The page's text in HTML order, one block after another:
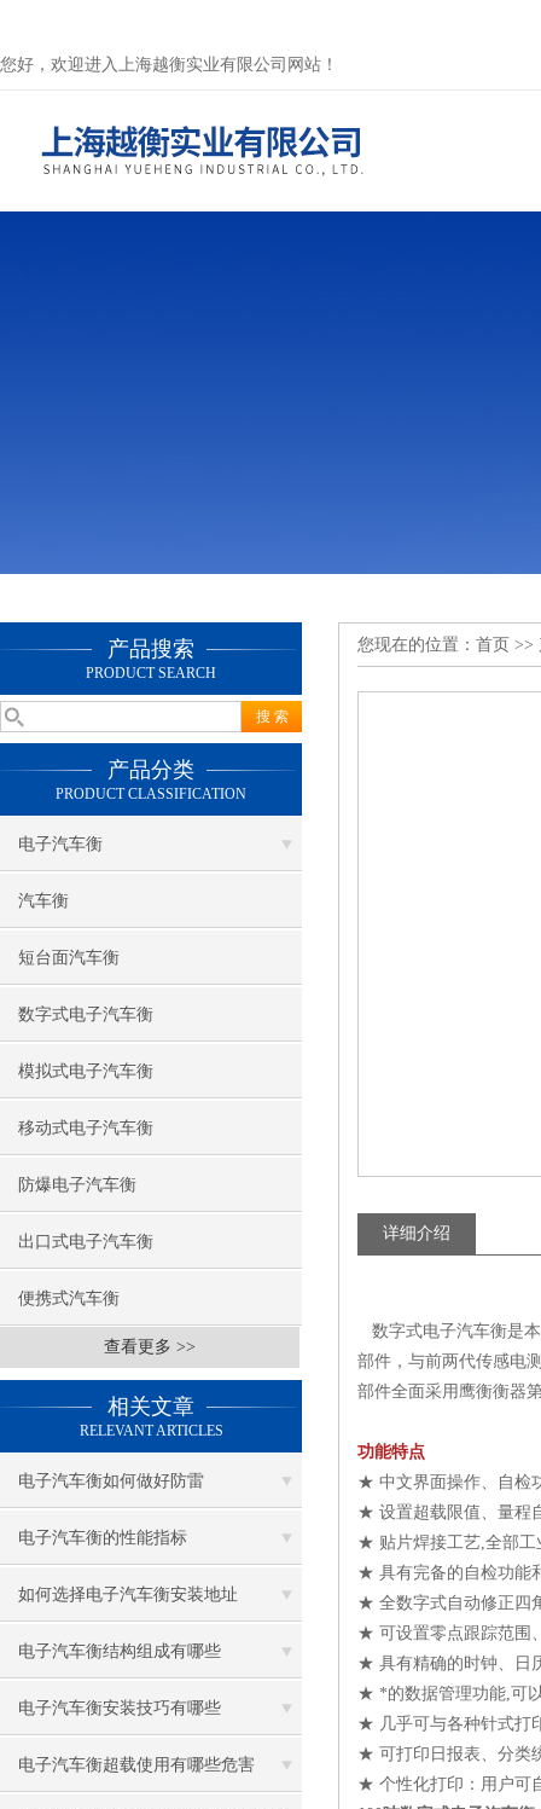
您好，欢迎进入上海越衡实业有限公司网站！
产品搜索
PRODUCT SEARCH
产品分类
PRODUCT CLASSIFICATION
电子汽车衡
汽车衡
短台面汽车衡
数字式电子汽车衡
模拟式电子汽车衡
移动式电子汽车衡
防爆电子汽车衡
出口式电子汽车衡
便携式汽车衡
查看更多 >>
相关文章
RELEVANT ARTICLES
电子汽车衡如何做好防雷
电子汽车衡的性能指标
如何选择电子汽车衡安装地址
电子汽车衡结构组成有哪些
电子汽车衡安装技巧有哪些
电子汽车衡超载使用有哪些危害
您现在的位置： 首页 >>
详细介绍
数字式电子汽车衡是
部件，与前两代传感电
部件全面采用鹰衡衡器
功能特点
★ 中文界面操作、自检
★ 设置超载限值、量程
★ 贴片焊接工艺,全部工
★ 具有完备的自检功能
★ 全数字式自动修正四
★ 可设置零点跟踪范围
★ 具有精确的时钟、日
★ *的数据管理功能,可
★ 几乎可与各种针式打
★ 可打印日报表、分类
★ 个性化打印：用户可